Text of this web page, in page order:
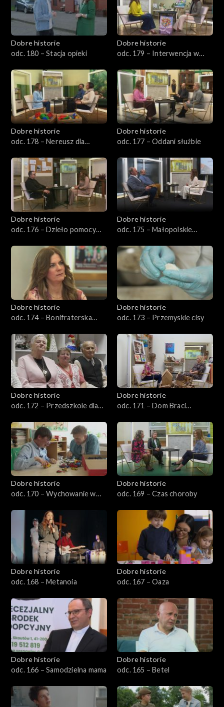
Dobre historie
odc. 180 – Stacja opieki
Dobre historie
odc. 179 – Interwencja w
Dobre historie
odc. 178 – Nereusz dla
Dobre historie
odc. 177 – Oddani służbie
Dobre historie
odc. 176 – Dzieło pomocy
Dobre historie
odc. 175 – Małopolskie
Dobre historie
odc. 174 – Bonifraterska
Dobre historie
odc. 173 – Przemyskie cisy
Dobre historie
odc. 172 – Przedszkole dla
Dobre historie
odc. 171 – Dom Braci
Dobre historie
odc. 170 – Wychowanie w
Dobre historie
odc. 169 – Czas choroby
Dobre historie
odc. 168 – Metanoia
Dobre historie
odc. 167 – Oaza
Dobre historie
odc. 166 – Samodzielna mama
Dobre historie
odc. 165 – Betel